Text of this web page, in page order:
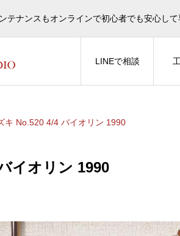
テナンスもオンラインで初心者でも安心し
LINEで相談
キ No.520 4/4 バイオリン 1990
イオリン 1990
ヴァイオリン選びについて